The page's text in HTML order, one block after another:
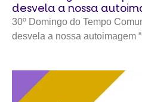
desvela a nossa
30º Domingo do Tempo
desvela a nossa autoimagem